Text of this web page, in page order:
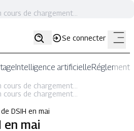
de chargement...
Se connecter
Intelligence artificielle
de chargement...
de chargement...
DSIH en mai
en mai